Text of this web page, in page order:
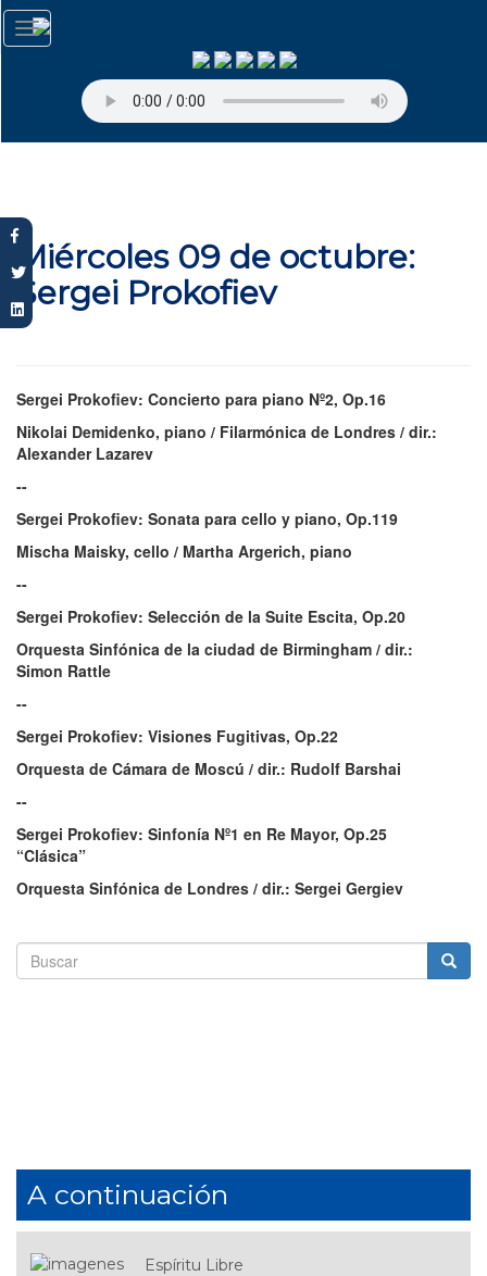
Pasar
contenido
Toggle
navigation
Miércoles 09 de octubre:
Sergei Prokofiev
Sergei Prokofiev: Concierto para piano Nº2, Op.16
Nikolai Demidenko, piano / Filarmónica de Londres / dir.:
Alexander Lazarev
--
Sergei Prokofiev: Sonata para cello y piano, Op.119
Mischa Maisky, cello / Martha Argerich, piano
--
Sergei Prokofiev: Selección de la Suite Escita, Op.20
Orquesta Sinfónica de la ciudad de Birmingham / dir.:
Simon Rattle
--
Sergei Prokofiev: Visiones Fugitivas, Op.22
Orquesta de Cámara de Moscú / dir.: Rudolf Barshai
--
Sergei Prokofiev: Sinfonía Nº1 en Re Mayor, Op.25
“Clásica”
Orquesta Sinfónica de Londres / dir.: Sergei Gergiev
Formulario
A continuación
Espíritu Libre